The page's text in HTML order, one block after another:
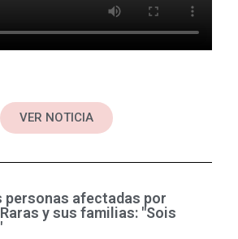
VER NOTICIA
personas afectadas por
y sus familias: "Sois